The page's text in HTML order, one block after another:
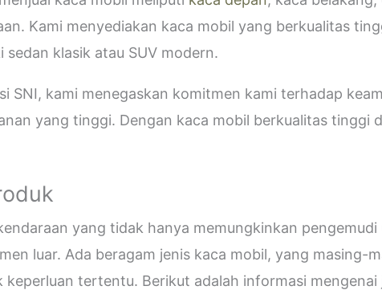
Kami menyediakan kaca mobil yang berkualitas
klasik atau SUV modern.
SNI, kami menegaskan komitmen kami terhadap
yang tinggi. Dengan kaca mobil berkualitas tinggi
yang tidak hanya memungkinkan
luar. Ada beragam jenis kaca mobil, yang masing-
tertentu. Berikut adalah informasi